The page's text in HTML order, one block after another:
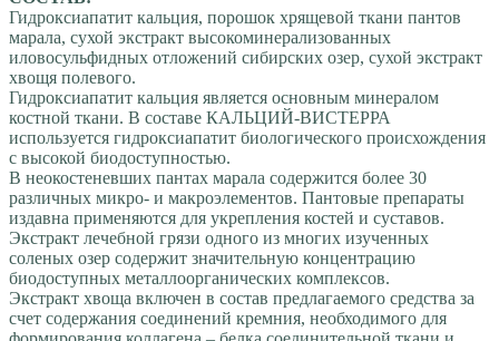
Гидроксиапатит кальция, порошок хрящевой ткани пантов
марала, сухой экстракт высокоминерализованных
иловосульфидных отложений сибирских озер, сухой экстракт
хвощя полевого.
Гидроксиапатит кальция является основным минералом
костной ткани. В составе КАЛЬЦИЙ-ВИСТЕРРА
используется гидроксиапатит биологического происхождения
с высокой биодоступностью.
В неокостеневших пантах марала содержится более 30
различных микро- и макроэлементов. Пантовые препараты
издавна применяются для укрепления костей и суставов.
Экстракт лечебной грязи одного из многих изученных
соленых озер содержит значительную концентрацию
биодоступных металлоорганических комплексов.
Экстракт хвоща включен в состав предлагаемого средства за
счет содержания соединений кремния, необходимого для